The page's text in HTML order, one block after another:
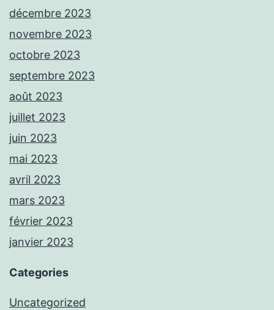
décembre 2023
novembre 2023
octobre 2023
septembre 2023
août 2023
juillet 2023
juin 2023
mai 2023
avril 2023
mars 2023
février 2023
janvier 2023
Categories
Uncategorized